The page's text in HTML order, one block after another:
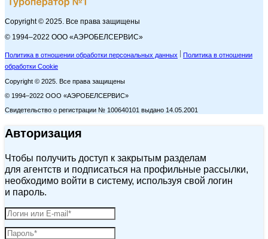
Copyright © 2025. Все права защищены
© 1994–2022 ООО «АЭРОБЕЛСЕРВИС»
Политика в отношении обработки персональных данных
Политика в отношении
обработки Cookie
Copyright © 2025. Все права защищены
© 1994–2022 ООО «АЭРОБЕЛСЕРВИС»
Свидетельство о регистрации № 100640101 выдано 14.05.2001
Авторизация
Чтобы получить доступ к закрытым разделам
для агентств и подписаться на профильные рассылки,
необходимо войти в систему, используя свой логин
и пароль.